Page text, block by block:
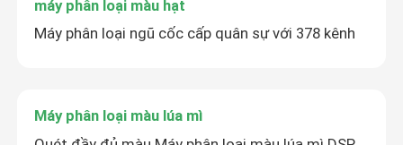
máy phân loại màu hạt
Máy phân loại ngũ cốc cấp quân sự với 378 kênh
Máy phân loại màu lúa mì